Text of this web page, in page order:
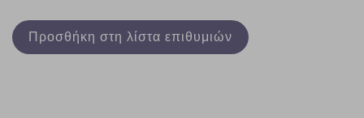
Προσθήκη στη λίστα επιθυμιών